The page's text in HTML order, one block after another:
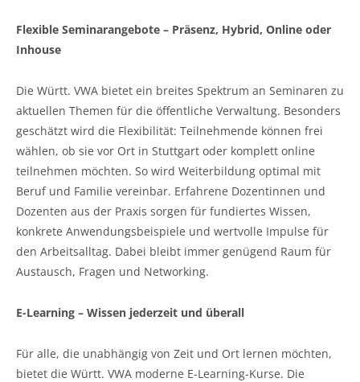
Flexible Seminarangebote – Präsenz, Hybrid, Online oder
Inhouse
Die Württ. VWA bietet ein breites Spektrum an Seminaren zu
aktuellen Themen für die öffentliche Verwaltung. Besonders
geschätzt wird die Flexibilität: Teilnehmende können frei
wählen, ob sie vor Ort in Stuttgart oder komplett online
teilnehmen möchten. So wird Weiterbildung optimal mit
Beruf und Familie vereinbar. Erfahrene Dozentinnen und
Dozenten aus der Praxis sorgen für fundiertes Wissen,
konkrete Anwendungsbeispiele und wertvolle Impulse für
den Arbeitsalltag. Dabei bleibt immer genügend Raum für
Austausch, Fragen und Networking.
E-Learning – Wissen jederzeit und überall
Für alle, die unabhängig von Zeit und Ort lernen möchten,
bietet die Württ. VWA moderne E-Learning-Kurse. Die